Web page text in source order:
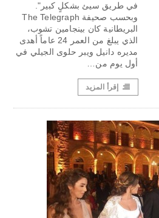
في طريق سيئ بشكلٍ كبير".
وبحسب صحيفة The Telegraph
البريطانية كان بينجامين تشوب،
الذي يبلغ من العمر 24 عاماً أهدى
مديره دانيل ويبر حلوى الجيلي في
أول يوم من…
إقرأ المزيد